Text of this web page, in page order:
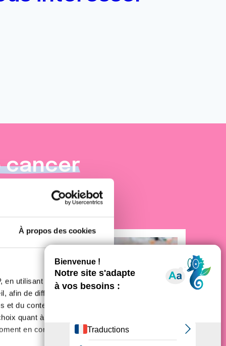
À propos des cookies
en utilisant des
afin de diffuser des
du contenu, ainsi que de
quant à l'utilisation de
en consultant la
cancer